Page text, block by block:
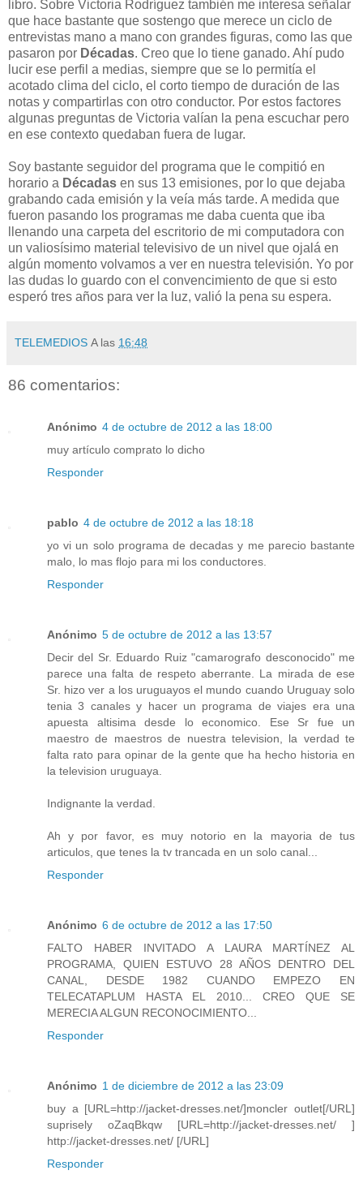
libro. Sobre Victoria Rodríguez también me interesa señalar
que hace bastante que sostengo que merece un ciclo de
entrevistas mano a mano con grandes figuras, como las que
pasaron por Décadas. Creo que lo tiene ganado. Ahí pudo
lucir ese perfil a medias, siempre que se lo permitía el
acotado clima del ciclo, el corto tiempo de duración de las
notas y compartirlas con otro conductor. Por estos factores
algunas preguntas de Victoria valían la pena escuchar pero
en ese contexto quedaban fuera de lugar.
Soy bastante seguidor del programa que le compitió en
horario a Décadas en sus 13 emisiones, por lo que dejaba
grabando cada emisión y la veía más tarde. A medida que
fueron pasando los programas me daba cuenta que iba
llenando una carpeta del escritorio de mi computadora con
un valiosísimo material televisivo de un nivel que ojalá en
algún momento volvamos a ver en nuestra televisión. Yo por
las dudas lo guardo con el convencimiento de que si esto
esperó tres años para ver la luz, valió la pena su espera.
TELEMEDIOS A las 16:48
86 comentarios:
Anónimo 4 de octubre de 2012 a las 18:00
muy artículo comprato lo dicho
Responder
pablo 4 de octubre de 2012 a las 18:18
yo vi un solo programa de decadas y me parecio bastante
malo, lo mas flojo para mi los conductores.
Responder
Anónimo 5 de octubre de 2012 a las 13:57
Decir del Sr. Eduardo Ruiz "camarografo desconocido" me
parece una falta de respeto aberrante. La mirada de ese
Sr. hizo ver a los uruguayos el mundo cuando Uruguay solo
tenia 3 canales y hacer un programa de viajes era una
apuesta altisima desde lo economico. Ese Sr fue un
maestro de maestros de nuestra television, la verdad te
falta rato para opinar de la gente que ha hecho historia en
la television uruguaya.
Indignante la verdad.
Ah y por favor, es muy notorio en la mayoria de tus
articulos, que tenes la tv trancada en un solo canal...
Responder
Anónimo 6 de octubre de 2012 a las 17:50
FALTO HABER INVITADO A LAURA MARTÍNEZ AL
PROGRAMA, QUIEN ESTUVO 28 AÑOS DENTRO DEL
CANAL, DESDE 1982 CUANDO EMPEZO EN
TELECATAPLUM HASTA EL 2010... CREO QUE SE
MERECIA ALGUN RECONOCIMIENTO...
Responder
Anónimo 1 de diciembre de 2012 a las 23:09
buy a [URL=http://jacket-dresses.net/]moncler outlet[/URL]
suprisely oZaqBkqw [URL=http://jacket-dresses.net/ ]
http://jacket-dresses.net/ [/URL]
Responder